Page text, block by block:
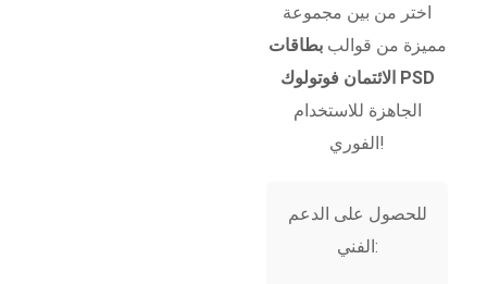
اختر من بين مجموعة
مميزة من قوالببطاقات
الائتمان فوتولوك PSD
الجاهزة للاستخدام
الفوري!
للحصول على الدعم
الفني: